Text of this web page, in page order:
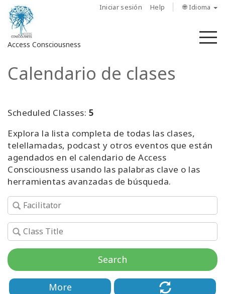
Iniciar sesión Help 🌐 Idioma
Access Consciousness
Iniciar
su
Sobre
nosotros
Las
de
Access
Regiones
Facilitadores
Calendario de clases
Scheduled Classes: 5
Explora la lista completa de todas las clases,
telellamadas, podcast y otros eventos que están
agendados en el calendario de Access
Consciousness usando las palabras clave o las
herramientas avanzadas de búsqueda.
Search
More